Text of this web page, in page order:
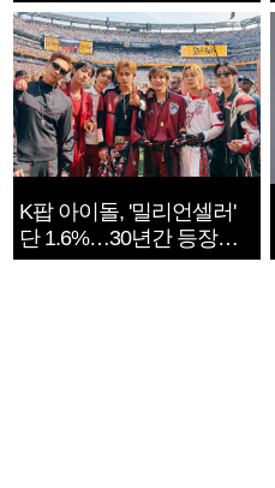
K팝 아이돌, '밀리언셀러'
단 1.6%…30년간 등장
1182개팀 전수조사